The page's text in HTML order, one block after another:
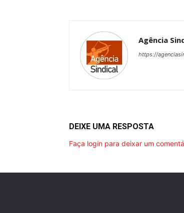
Agência
https://
DEIXE UMA RESPOSTA
Faça login para deixar um